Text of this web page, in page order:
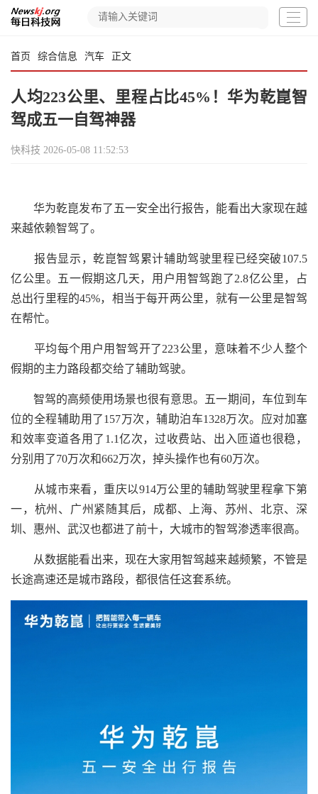
首页 综合信息 汽车 正文
人均223公里、里程占比45%！华为乾崑智
驾成五一自驾神器
快科技 2026-05-08 11:52:53
华为乾崑发布了五一安全出行报告，能看出大家现在越
来越依赖智驾了。
报告显示，乾崑智驾累计辅助驾驶里程已经突破107.5
亿公里。五一假期这几天，用户用智驾跑了2.8亿公里，占
总出行里程的45%，相当于每开两公里，就有一公里是智驾
在帮忙。
平均每个用户用智驾开了223公里，意味着不少人整个
假期的主力路段都交给了辅助驾驶。
智驾的高频使用场景也很有意思。五一期间，车位到车
位的全程辅助用了157万次，辅助泊车1328万次。应对加塞
和效率变道各用了1.1亿次，过收费站、出入匝道也很稳，
分别用了70万次和662万次，掉头操作也有60万次。
从城市来看，重庆以914万公里的辅助驾驶里程拿下第
一，杭州、广州紧随其后，成都、上海、苏州、北京、深
圳、惠州、武汉也都进了前十，大城市的智驾渗透率很高。
从数据能看出来，现在大家用智驾越来越频繁，不管是
长途高速还是城市路段，都很信任这套系统。